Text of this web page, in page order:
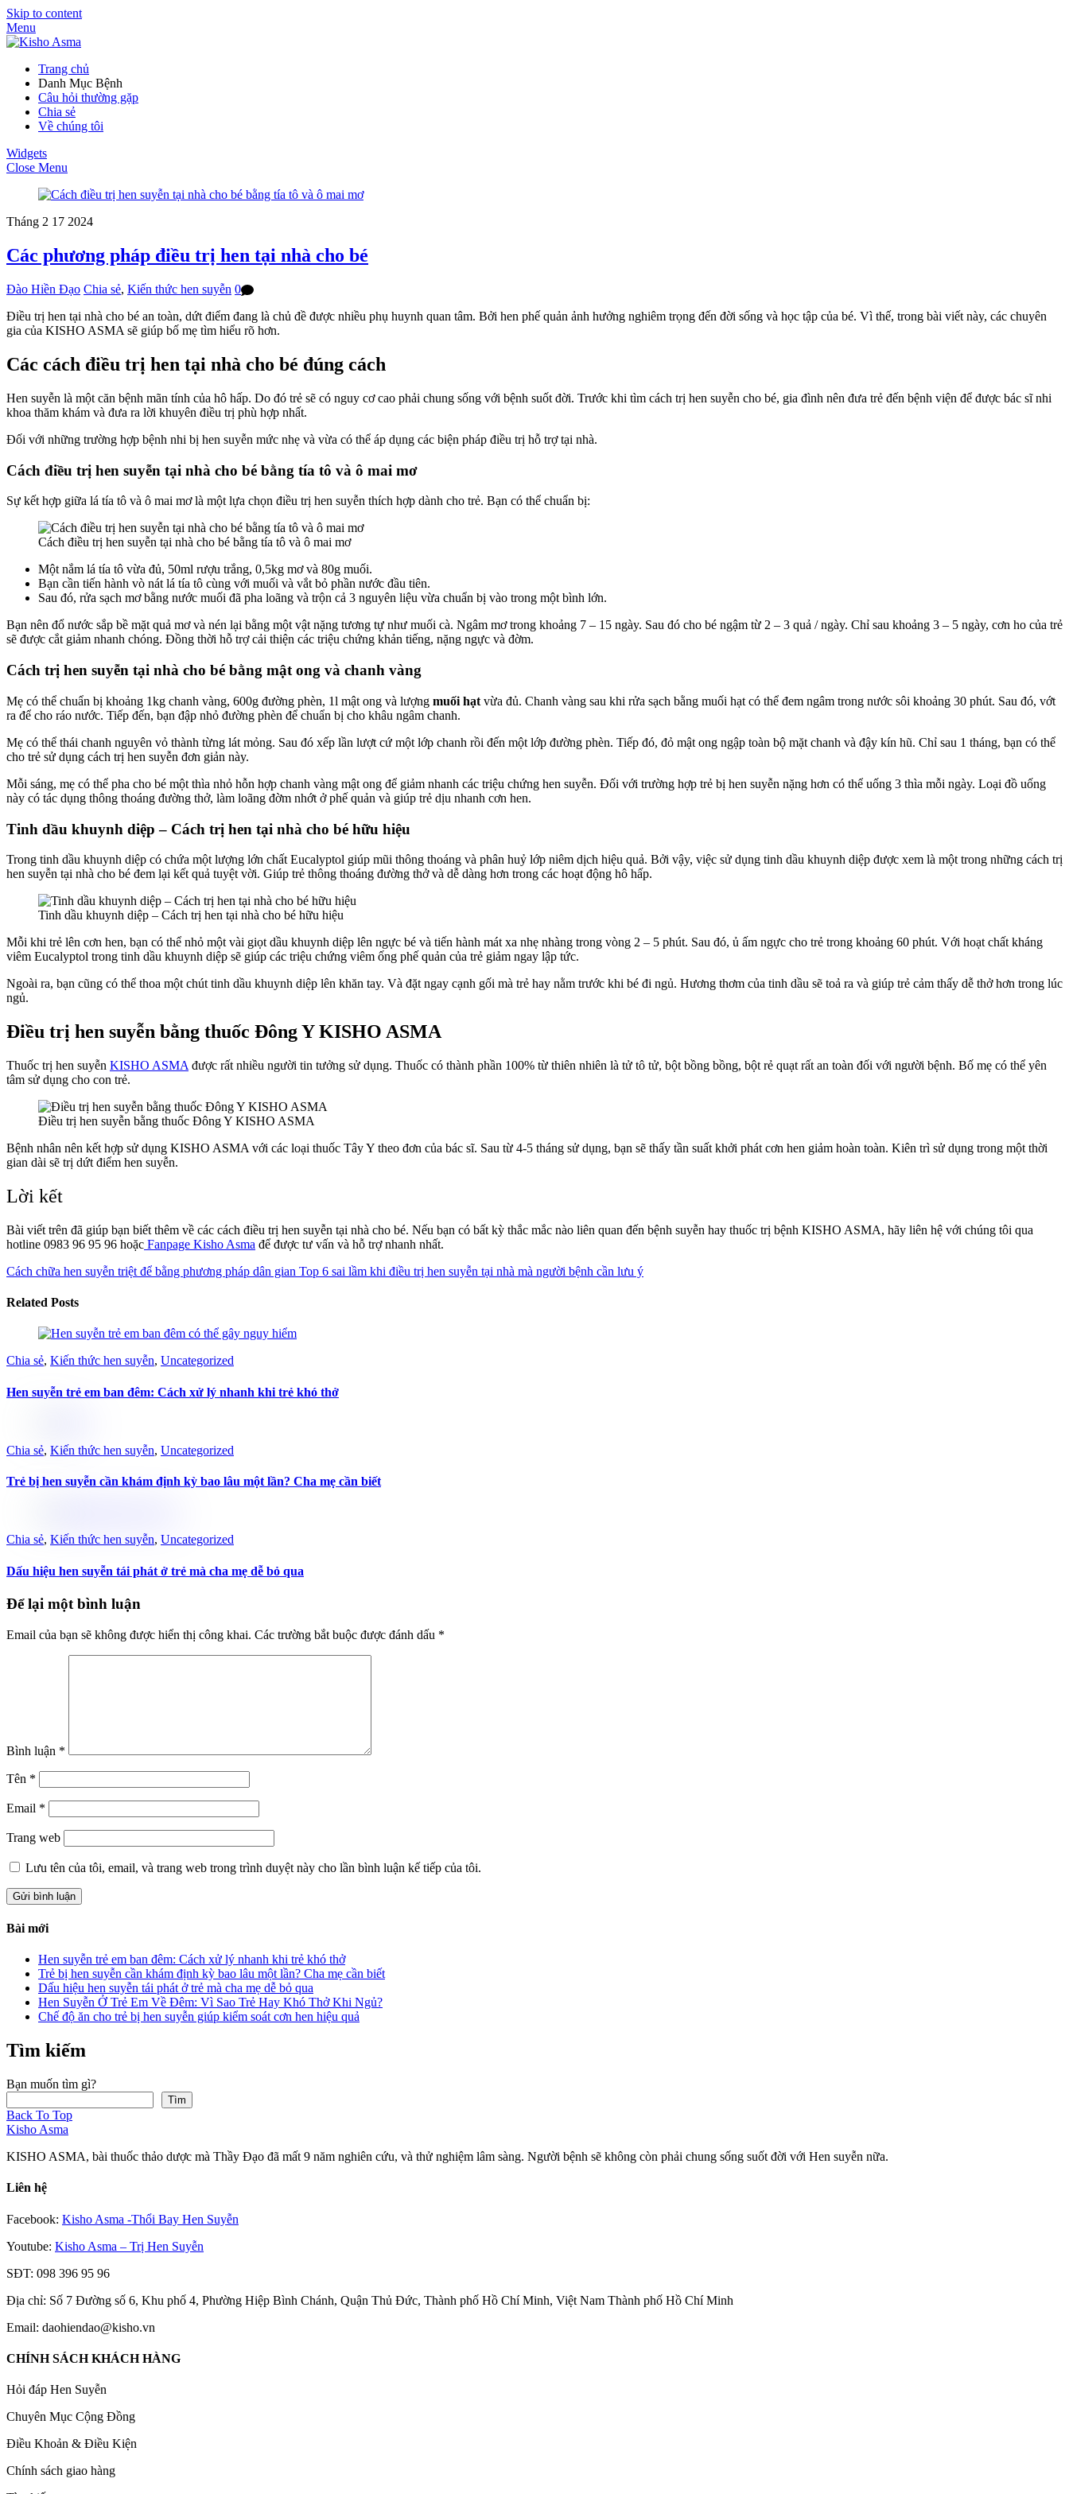
Skip to content
Menu
Trang chủ
Danh Mục Bệnh
Câu hỏi thường gặp
Chia sẻ
Về chúng tôi
Widgets
Close Menu
Tháng 2 17 2024
Các phương pháp điều trị hen tại nhà cho bé
Đào Hiền Đạo Chia sẻ, Kiến thức hen suyễn 0
Điều trị hen tại nhà cho bé an toàn, dứt điểm đang là chủ đề được nhiều phụ huynh quan tâm. Bởi hen phế quản ảnh hưởng nghiêm trọng đến đời sống và học tập của bé. Vì thế, trong bài viết này, các chuyên
gia của KISHO ASMA sẽ giúp bố mẹ tìm hiểu rõ hơn.
Các cách điều trị hen tại nhà cho bé đúng cách
Hen suyễn là một căn bệnh mãn tính của hô hấp. Do đó trẻ sẽ có nguy cơ cao phải chung sống với bệnh suốt đời. Trước khi tìm cách trị hen suyễn cho bé, gia đình nên đưa trẻ đến bệnh viện để được bác sĩ nhi
khoa thăm khám và đưa ra lời khuyên điều trị phù hợp nhất.
Đối với những trường hợp bệnh nhi bị hen suyễn mức nhẹ và vừa có thể áp dụng các biện pháp điều trị hỗ trợ tại nhà.
Cách điều trị hen suyễn tại nhà cho bé bằng tía tô và ô mai mơ
Sự kết hợp giữa lá tía tô và ô mai mơ là một lựa chọn điều trị hen suyễn thích hợp dành cho trẻ. Bạn có thể chuẩn bị:
Cách điều trị hen suyễn tại nhà cho bé bằng tía tô và ô mai mơ
Một nắm lá tía tô vừa đủ, 50ml rượu trắng, 0,5kg mơ và 80g muối.
Bạn cần tiến hành vò nát lá tía tô cùng với muối và vắt bỏ phần nước đầu tiên.
Sau đó, rửa sạch mơ bằng nước muối đã pha loãng và trộn cả 3 nguyên liệu vừa chuẩn bị vào trong một bình lớn.
Bạn nên đổ nước sắp bề mặt quả mơ và nén lại bằng một vật nặng tương tự như muối cà. Ngâm mơ trong khoảng 7 – 15 ngày. Sau đó cho bé ngậm từ 2 – 3 quả / ngày. Chỉ sau khoảng 3 – 5 ngày, cơn ho của trẻ
sẽ được cắt giảm nhanh chóng. Đồng thời hỗ trợ cải thiện các triệu chứng khản tiếng, nặng ngực và đờm.
Cách trị hen suyễn tại nhà cho bé bằng mật ong và chanh vàng
Mẹ có thể chuẩn bị khoảng 1kg chanh vàng, 600g đường phèn, 1l mật ong và lượng muối hạt vừa đủ. Chanh vàng sau khi rửa sạch bằng muối hạt có thể đem ngâm trong nước sôi khoảng 30 phút. Sau đó, vớt
ra để cho ráo nước. Tiếp đến, bạn đập nhỏ đường phèn để chuẩn bị cho khâu ngâm chanh.
Mẹ có thể thái chanh nguyên vỏ thành từng lát mỏng. Sau đó xếp lần lượt cứ một lớp chanh rồi đến một lớp đường phèn. Tiếp đó, đỏ mật ong ngập toàn bộ mặt chanh và đậy kín hũ. Chỉ sau 1 tháng, bạn có thể
cho trẻ sử dụng cách trị hen suyễn đơn giản này.
Mỗi sáng, mẹ có thể pha cho bé một thìa nhỏ hỗn hợp chanh vàng mật ong để giảm nhanh các triệu chứng hen suyễn. Đối với trường hợp trẻ bị hen suyễn nặng hơn có thể uống 3 thìa mỗi ngày. Loại đồ uống
này có tác dụng thông thoáng đường thở, làm loãng đờm nhớt ở phế quản và giúp trẻ dịu nhanh cơn hen.
Tinh dầu khuynh diệp – Cách trị hen tại nhà cho bé hữu hiệu
Trong tinh dầu khuynh diệp có chứa một lượng lớn chất Eucalyptol giúp mũi thông thoáng và phân huỷ lớp niêm dịch hiệu quả. Bởi vậy, việc sử dụng tinh dầu khuynh diệp được xem là một trong những cách trị
hen suyễn tại nhà cho bé đem lại kết quả tuyệt vời. Giúp trẻ thông thoáng đường thở và dễ dàng hơn trong các hoạt động hô hấp.
Tinh dầu khuynh diệp – Cách trị hen tại nhà cho bé hữu hiệu
Mỗi khi trẻ lên cơn hen, bạn có thể nhỏ một vài giọt dầu khuynh diệp lên ngực bé và tiến hành mát xa nhẹ nhàng trong vòng 2 – 5 phút. Sau đó, ủ ấm ngực cho trẻ trong khoảng 60 phút. Với hoạt chất kháng
viêm Eucalyptol trong tinh dầu khuynh diệp sẽ giúp các triệu chứng viêm ống phế quản của trẻ giảm ngay lập tức.
Ngoài ra, bạn cũng có thể thoa một chút tinh dầu khuynh diệp lên khăn tay. Và đặt ngay cạnh gối mà trẻ hay nằm trước khi bé đi ngủ. Hương thơm của tinh dầu sẽ toả ra và giúp trẻ cảm thấy dễ thở hơn trong lúc
ngủ.
Điều trị hen suyễn bằng thuốc Đông Y KISHO ASMA
Thuốc trị hen suyễn KISHO ASMA được rất nhiều người tin tưởng sử dụng. Thuốc có thành phần 100% từ thiên nhiên là tử tô tử, bột bồng bồng, bột rẻ quạt rất an toàn đối với người bệnh. Bố mẹ có thể yên
tâm sử dụng cho con trẻ.
Điều trị hen suyễn bằng thuốc Đông Y KISHO ASMA
Bệnh nhân nên kết hợp sử dụng KISHO ASMA với các loại thuốc Tây Y theo đơn của bác sĩ. Sau từ 4-5 tháng sử dụng, bạn sẽ thấy tần suất khởi phát cơn hen giảm hoàn toàn. Kiên trì sử dụng trong một thời
gian dài sẽ trị dứt điểm hen suyễn.
Lời kết
Bài viết trên đã giúp bạn biết thêm về các cách điều trị hen suyễn tại nhà cho bé. Nếu bạn có bất kỳ thắc mắc nào liên quan đến bệnh suyễn hay thuốc trị bệnh KISHO ASMA, hãy liên hệ với chúng tôi qua
hotline 0983 96 95 96 hoặc Fanpage Kisho Asma để được tư vấn và hỗ trợ nhanh nhất.
Cách chữa hen suyễn triệt để bằng phương pháp dân gian Top 6 sai lầm khi điều trị hen suyễn tại nhà mà người bệnh cần lưu ý
Related Posts
Chia sẻ, Kiến thức hen suyễn, Uncategorized
Hen suyễn trẻ em ban đêm: Cách xử lý nhanh khi trẻ khó thở
Chia sẻ, Kiến thức hen suyễn, Uncategorized
Trẻ bị hen suyễn cần khám định kỳ bao lâu một lần? Cha mẹ cần biết
Chia sẻ, Kiến thức hen suyễn, Uncategorized
Dấu hiệu hen suyễn tái phát ở trẻ mà cha mẹ dễ bỏ qua
Để lại một bình luận
Email của bạn sẽ không được hiển thị công khai. Các trường bắt buộc được đánh dấu *
Bình luận *
Tên *
Email *
Trang web
Lưu tên của tôi, email, và trang web trong trình duyệt này cho lần bình luận kế tiếp của tôi.
Bài mới
Hen suyễn trẻ em ban đêm: Cách xử lý nhanh khi trẻ khó thở
Trẻ bị hen suyễn cần khám định kỳ bao lâu một lần? Cha mẹ cần biết
Dấu hiệu hen suyễn tái phát ở trẻ mà cha mẹ dễ bỏ qua
Hen Suyễn Ở Trẻ Em Về Đêm: Vì Sao Trẻ Hay Khó Thở Khi Ngủ?
Chế độ ăn cho trẻ bị hen suyễn giúp kiểm soát cơn hen hiệu quả
Tìm kiếm
Bạn muốn tìm gì?
Tìm
Back To Top
Kisho Asma
KISHO ASMA, bài thuốc thảo dược mà Thầy Đạo đã mất 9 năm nghiên cứu, và thử nghiệm lâm sàng. Người bệnh sẽ không còn phải chung sống suốt đời với Hen suyễn nữa.
Liên hệ
Facebook: Kisho Asma -Thổi Bay Hen Suyễn
Youtube: Kisho Asma – Trị Hen Suyễn
SĐT: 098 396 95 96
Địa chỉ: Số 7 Đường số 6, Khu phố 4, Phường Hiệp Bình Chánh, Quận Thủ Đức, Thành phố Hồ Chí Minh, Việt Nam Thành phố Hồ Chí Minh
Email: daohiendao@kisho.vn
CHÍNH SÁCH KHÁCH HÀNG
Hỏi đáp Hen Suyễn
Chuyên Mục Cộng Đồng
Điều Khoản & Điều Kiện
Chính sách giao hàng